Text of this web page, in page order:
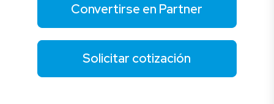
Convertirse en Partner
Solicitar cotización